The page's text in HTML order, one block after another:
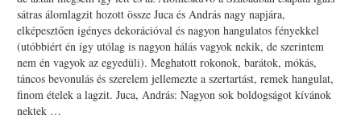
sátras álomlagzit hozott össze Juca és András nagy napjára,
elképesztően igényes dekorációval és nagyon hangulatos fényekkel
(utóbbiért én így utólag is nagyon hálás vagyok nekik, de szerintem
nem én vagyok az egyedüli). Meghatott rokonok, barátok, mókás,
táncos bevonulás és szerelem jellemezte a szertartást, remek hangulat,
finom ételek a lagzit. Juca, András: Nagyon sok boldogságot kívánok
nektek …